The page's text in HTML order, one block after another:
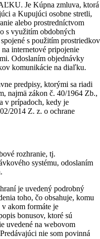
Je Kúpna zmluva, ktorá
a Kupujúci osobne stretli,
alebo prostredníctvom
s využitím obdobných
s použitím prostriedkov
internetové pripojenie
Odoslaním objednávky
komunikácie na diaľku.
predpisy, ktorými sa riadi
najmä zákon č. 40/1964 Zb.,
v prípadoch, kedy je
2014 Z. z. o ochrane
rozhranie, tj.
systému, odoslaním
je uvedený podrobný
toho, čo obsahuje, komu
akom formáte je
bonusov, ktoré sú
uvedené na webovom
nie som povinná